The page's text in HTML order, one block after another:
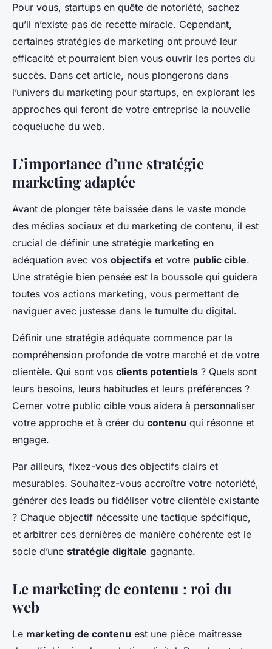
Pour vous, startups en quête de notoriété, sachez
qu’il n’existe pas de recette miracle. Cependant,
certaines stratégies de marketing ont prouvé leur
efficacité et pourraient bien vous ouvrir les portes du
succès. Dans cet article, nous plongerons dans
l’univers du marketing pour startups, en explorant les
approches qui feront de votre entreprise la nouvelle
coqueluche du web.
L’importance d’une stratégie
marketing adaptée
Avant de plonger tête baissée dans le vaste monde
des médias sociaux et du marketing de contenu, il est
crucial de définir une stratégie marketing en
adéquation avec vos objectifs et votre public cible.
Une stratégie bien pensée est la boussole qui guidera
toutes vos actions marketing, vous permettant de
naviguer avec justesse dans le tumulte du digital.
Définir une stratégie adéquate commence par la
compréhension profonde de votre marché et de votre
clientèle. Qui sont vos clients potentiels ? Quels sont
leurs besoins, leurs habitudes et leurs préférences ?
Cerner votre public cible vous aidera à personnaliser
votre approche et à créer du contenu qui résonne et
engage.
Par ailleurs, fixez-vous des objectifs clairs et
mesurables. Souhaitez-vous accroître votre notoriété,
générer des leads ou fidéliser votre clientèle existante
? Chaque objectif nécessite une tactique spécifique,
et arbitrer ces dernières de manière cohérente est le
socle d’une stratégie digitale gagnante.
Le marketing de contenu : roi du
web
Le marketing de contenu est une pièce maîtresse